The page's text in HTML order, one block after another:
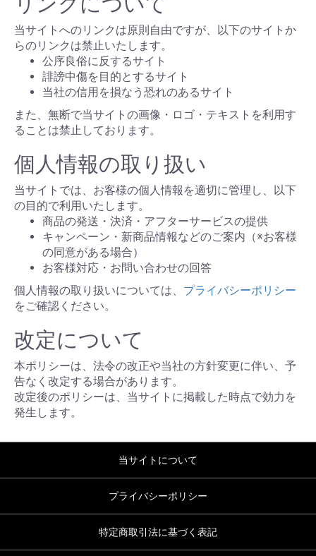
当サイトへのリンクは原則自由ですが、以下のサイトか
らのリンクは禁止いたします。
公序良俗に反するサイト
誹謗中傷を目的とするサイト
当社の信用を損なう恐れのあるサイト
また、無断で当サイトの画像・ロゴ・テキストを利用す
ることは禁止しております。
個人情報の取り扱い
当サイトでは、お客様の個人情報を適切に管理し、以下
の目的で利用いたします。
商品の発送・決済・アフターサービスの提供
キャンペーン・新商品情報などのご案内（※お客様
の同意がある場合）
お客様対応・お問い合わせの回答
個人情報の取り扱いについては、 プライバシーポリシー
をご確認ください。
改定について
本ポリシーは、法令の改正や当社の方針変更に伴い、予
告なく改定する場合があります。
改定後のポリシーは、当サイトに掲載した時点で効力を
発生します。
当サイトについて
プライバシーポリシー
特定商取引法に基づく表記